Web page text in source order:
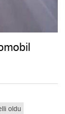
oldu